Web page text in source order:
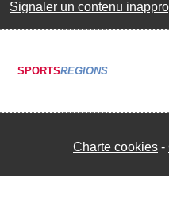
Signaler un contenu
SPORTSREGIONS
Charte cookies